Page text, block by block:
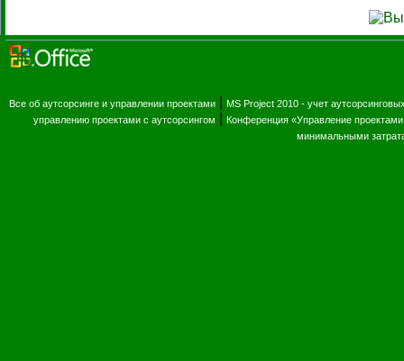
Все об аутсорсинге и управлении проектами
MS Project 2010 - учет
управлению проектами с аутсорсингом
Конференция «Управление
минимальными